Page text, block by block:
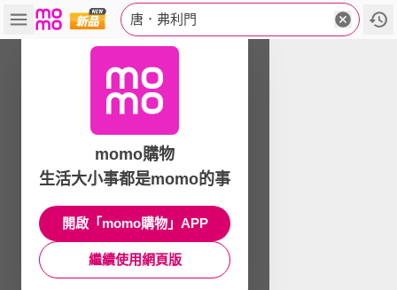
唐．弗利門
momo購物
生活大小事都是momo的事
開啟「momo購物」APP
繼續使用網頁版